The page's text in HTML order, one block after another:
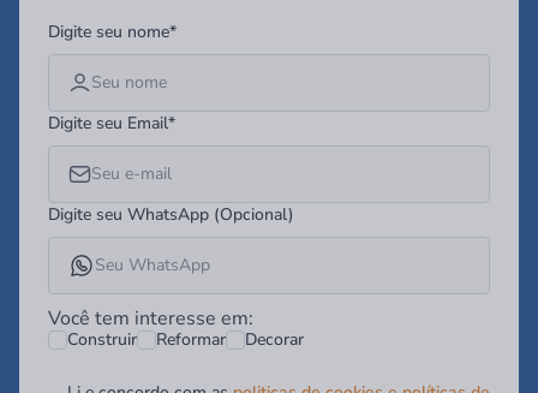
Digite seu nome*
Digite seu Email*
Digite seu WhatsApp (Opcional)
Você tem interesse em:
Construir Reformar Decorar